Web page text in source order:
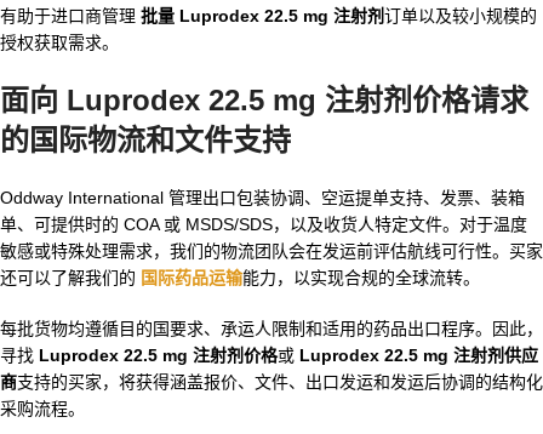
有助于进口商管理 批量 Luprodex 22.5 mg 注射剂订单以及较小规模的
授权获取需求。
面向 Luprodex 22.5 mg 注射剂价格请求
的国际物流和文件支持
Oddway International 管理出口包装协调、空运提单支持、发票、装箱
单、可提供时的 COA 或 MSDS/SDS，以及收货人特定文件。对于温度
敏感或特殊处理需求，我们的物流团队会在发运前评估航线可行性。买家
还可以了解我们的 国际药品运输能力，以实现合规的全球流转。
每批货物均遵循目的国要求、承运人限制和适用的药品出口程序。因此，
寻找 Luprodex 22.5 mg 注射剂价格或 Luprodex 22.5 mg 注射剂供应
商支持的买家，将获得涵盖报价、文件、出口发运和发运后协调的结构化
采购流程。